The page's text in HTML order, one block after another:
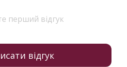
перший відгук
відгук